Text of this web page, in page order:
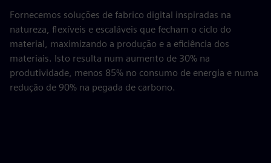
Fornecemos soluções de fabrico digital inspiradas na
natureza, flexíveis e escaláveis que fecham o ciclo do
material, maximizando a produção e a eficiência dos
materiais. Isto resulta num aumento de 30% na
produtividade, menos 85% no consumo de energia e numa
redução de 90% na pegada de carbono.